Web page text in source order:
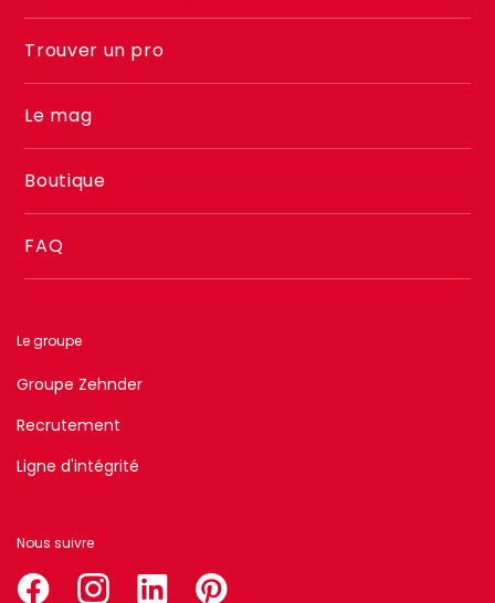
Trouver un pro
Le mag
Boutique
FAQ
Le groupe
Groupe Zehnder
Recrutement
Ligne d'intégrité
Nous suivre
facebookinstagramlinkedin pinterest